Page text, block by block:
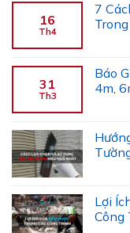
16
Th4
7
31
Th3
Báo
4m,
Lợi
Công